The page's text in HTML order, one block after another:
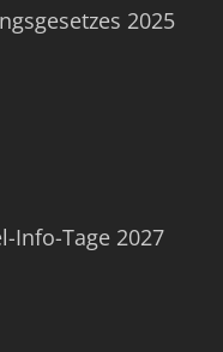
2025
Info-Tage 2027